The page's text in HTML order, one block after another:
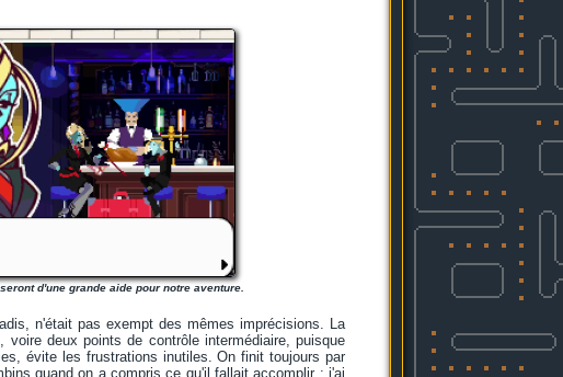
d'une grande aide pour notre aventure.
n'était pas exempt des mêmes imprécisions. La
deux points de contrôle intermédiaire, puisque
évite les frustrations inutiles. On finit toujours par
quand on a compris ce qu'il fallait accomplir : j'ai